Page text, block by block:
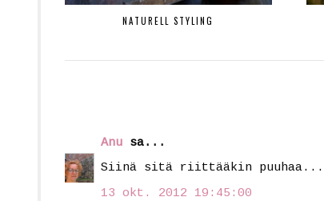
NATURELL STYLING
Anu sa...
Siinä sitä riittääkin puuhaa...
13 okt. 2012 19:45:00